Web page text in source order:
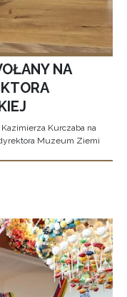
NA
Kurczaba na
Muzeum Ziemi